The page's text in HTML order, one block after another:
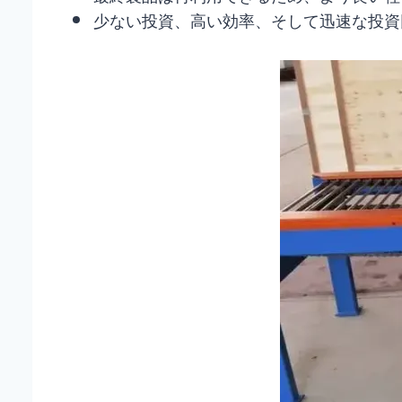
少ない投資、高い効率、そして迅速な投